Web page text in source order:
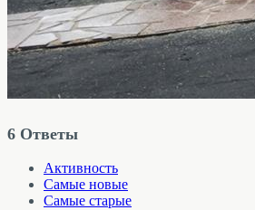
6 Ответы
Активность
Самые новые
Самые старые